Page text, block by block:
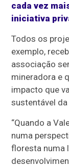
cada vez
iniciativa
Todos os
exemplo,
associação
mineradora e
impacto que
sustentável
“Quando a
numa
floresta numa